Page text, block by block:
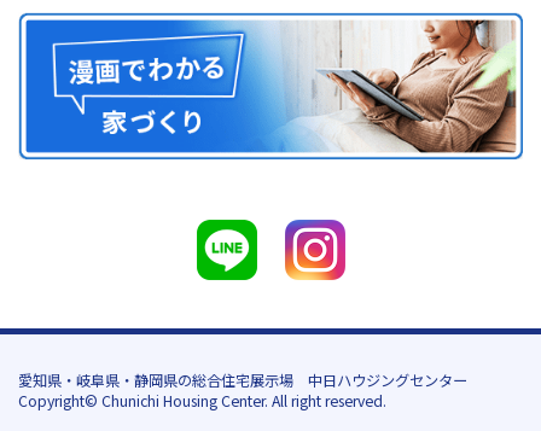
愛知県・岐阜県・静岡県の総合住宅展示場 中日ハウジングセンター
Copyright© Chunichi Housing Center. All right reserved.